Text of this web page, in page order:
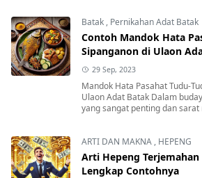
Batak , Pernikahan Adat Batak
Contoh Mandok Hata
Sipanganon di Ulaon
29 Sep, 2023
Mandok Hata Pasahat Tudu-
Ulaon Adat Batak Dalam
yang sangat penting dan sarat
ARTI DAN MAKNA , HEPENG
Arti Hepeng
Lengkap Contohnya